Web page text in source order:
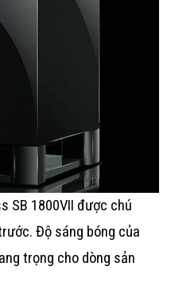
SB 1800VII được chú
Độ sáng bóng của
trọng cho dòng sản